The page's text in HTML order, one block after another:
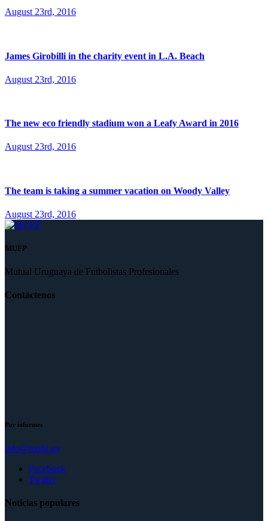
August 23rd, 2016
James Girobilli in the charity event in L.A. Beach
August 23rd, 2016
The new eco friendly stadium won a Leafy Award in 2016
August 23rd, 2016
The team is taking a summer vacation on Woody Valley
August 23rd, 2016
MUFP
Mutual Uruguaya de Futbolistas Profesionales
Contáctenos
Por informes
info@mufp.uy
Facebook
Twitter
Noticias populares